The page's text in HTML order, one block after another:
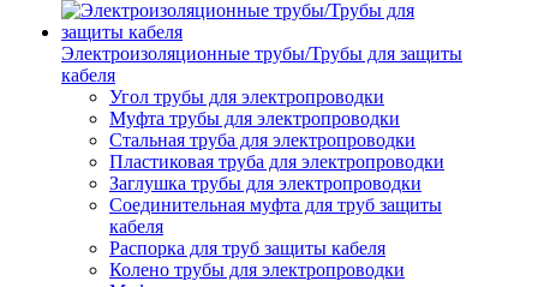
Электроизоляционные трубы/Трубы для защиты
кабеля
Угол трубы для электропроводки
Муфта трубы для электропроводки
Стальная труба для электропроводки
Пластиковая труба для электропроводки
Заглушка трубы для электропроводки
Соединительная муфта для труб защиты
кабеля
Распорка для труб защиты кабеля
Колено трубы для электропроводки